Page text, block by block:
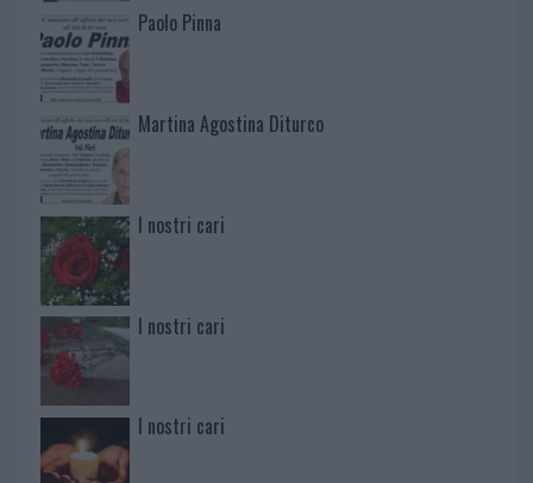
Paolo Pinna
Martina Agostina Diturco
I nostri cari
I nostri cari
I nostri cari